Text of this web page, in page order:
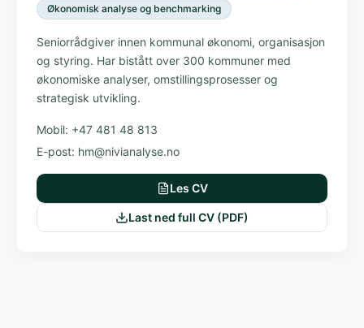
Økonomisk analyse og benchmarking
Seniorrådgiver innen kommunal økonomi, organisasjon
og styring. Har bistått over 300 kommuner med
økonomiske analyser, omstillingsprosesser og
strategisk utvikling.
Mobil: +47 481 48 813
E-post: hm@nivianalyse.no
Les CV
Last ned full CV (PDF)